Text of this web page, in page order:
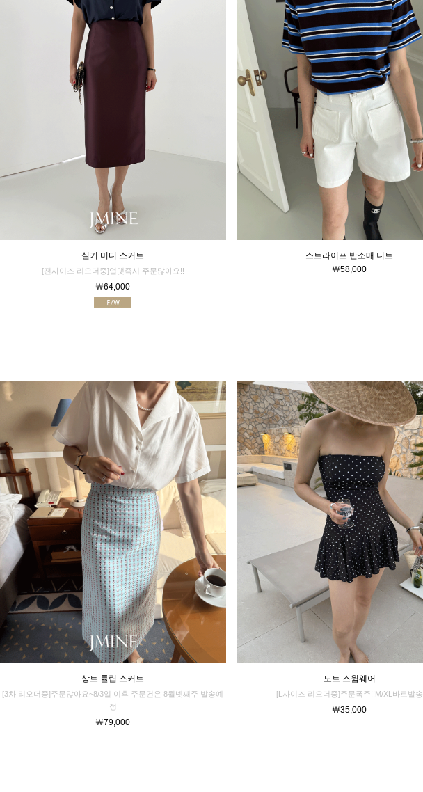
실키 미디 스커트
[전사이즈 리오더중]업댓즉시 주문많아요!!
￦64,000
스트라이프 반소매 니트
￦58,000
상트 튤립 스커트
[3차 리오더중]주문많아요~8/3일 이후 주문건은 8월넷째주 발송예
정
￦79,000
도트 스윔웨어
[L사이즈 리오더중]주문폭주!!M/XL바로발송
￦35,000